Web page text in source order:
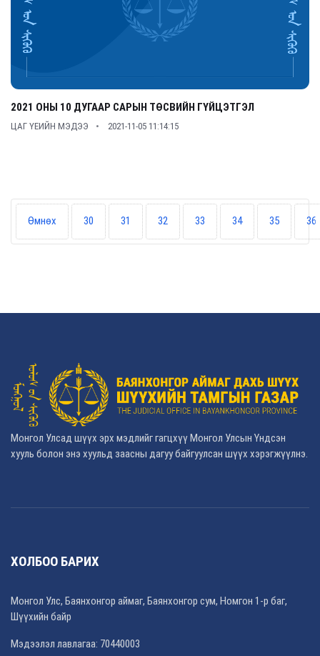
2021 ОНЫ 10 ДУГААР САРЫН ТӨСВИЙН ГҮЙЦЭТГЭЛ
ЦАГ ҮЕИЙН МЭДЭЭ 2021-11-05 11:14:15
Өмнөх 30 31 32 33 34 35 36
Монгол Улсад шүүх эрх мэдлийг гагцхүү Монгол Улсын Үндсэн
хууль болон энэ хуульд заасны дагуу байгуулсан шүүх хэрэгжүүлнэ.
ХОЛБОО БАРИХ
Монгол Улс, Баянхонгор аймаг, Баянхонгор сум, Номгон 1-р баг,
Шүүхийн байр
Мэдээлэл лавлагаа: 70440003